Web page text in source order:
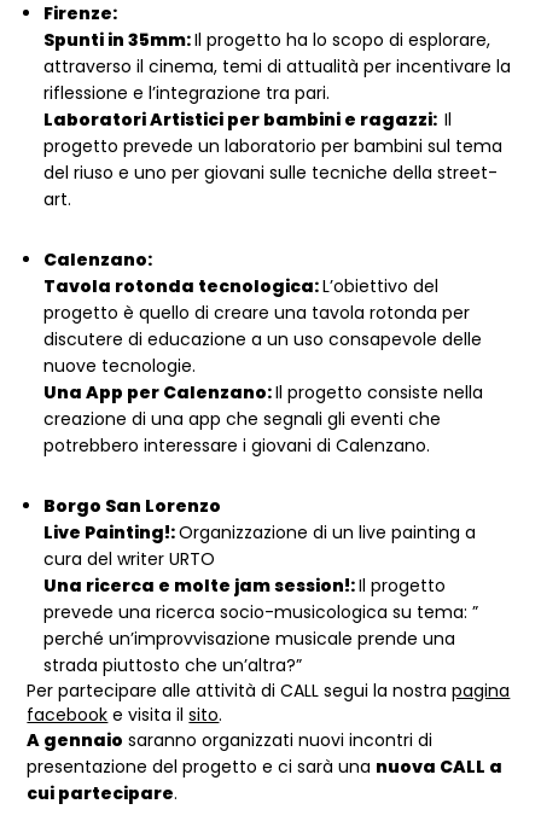
Firenze:
Spunti in 35mm:Il progetto ha lo scopo di esplorare,
attraverso il cinema, temi di attualità per incentivare la
riflessione e l’integrazione tra pari.
Laboratori Artistici per bambini e ragazzi: Il
progetto prevede un laboratorio per bambini sul tema
del riuso e uno per giovani sulle tecniche della street-
art.
Calenzano:
Tavola rotonda tecnologica:L’obiettivo del
progetto è quello di creare una tavola rotonda per
discutere di educazione a un uso consapevole delle
nuove tecnologie.
Una App per Calenzano:Il progetto consiste nella
creazione di una app che segnali gli eventi che
potrebbero interessare i giovani di Calenzano.
Borgo San Lorenzo
Live Painting!:Organizzazione di un live painting a
cura del writer URTO
Una ricerca e molte jam session!:Il progetto
prevede una ricerca socio-musicologica su tema: ”
perché un’improvvisazione musicale prende una
strada piuttosto che un’altra?”
Per partecipare alle attività di CALL segui la nostrapagina
facebook e visita ilsito.
A gennaio saranno organizzati nuovi incontri di
presentazione del progetto e ci sarà una nuova CALL a
cui partecipare.